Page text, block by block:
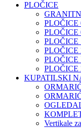
PLOČICE
PLOČICE
PLOČICE
PLOČICE
PLOČICE
PLOČICE
KUPATILSKI
Vertikale